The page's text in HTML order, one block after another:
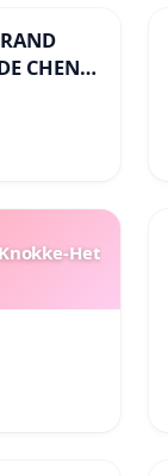
CHENE-
Het